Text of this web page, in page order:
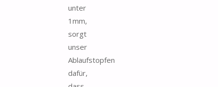
unter
1mm,
sorgt
unser
Ablaufstopfen
dafür,